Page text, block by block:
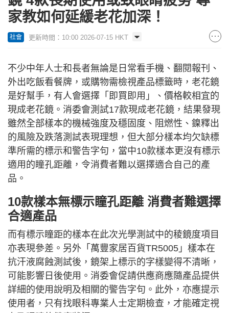
家教如何延緩老花加深！
社會 更新時間：10:00 2026-07-15 HKT
不少中年人士和長者無論是日常看手機、翻閱報刊、
外出吃飯看餐牌，或購物需檢視產品標籤時，老花鏡
是好幫手，有人會選擇「即買即用」、價格較相宜的
現成老花鏡。消委會測試17款現成老花鏡，結果發現
雖然全部樣本的機械強度及穩固度、阻燃性、鎳釋出
的風險及跌落測試表現理想，但大部分樣本均欠缺標
準所需的標示和警告字句，當中10款樣本更沒有標示
適用的瞳孔距離，令消費者難以選擇適合自己的產
品。
10款樣本無標示瞳孔距離 消費者難選擇
合適產品
而有標示瞳距的樣本在此次光學測試中的稜鏡度項目
亦表現參差。另外「萬豐家居百貨TR5005」樣本在
抗汗液腐蝕測試後，鏡架上標示的字樣變得不清晰，
可能影響日後使用。消委會促請供應商應隨產品提供
詳細的使用說明及相關的警告字句。此外，亦應提示
使用者，只有找眼科專業人士定期檢查，才能確定視